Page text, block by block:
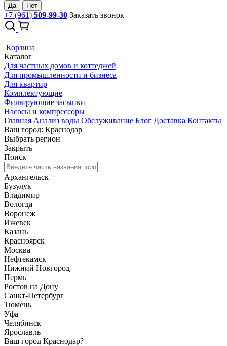
Да Нет
+7 (961) 509-99-30 Заказать звонок
Корзина
Каталог
Для частных домов и коттеджей
Для промышленности и бизнеса
Для квартир
Комплектующие
Фильтрующие засыпки
Насосы и компрессоры
Главная Анализ воды Обслуживание Блог Доставка Контакты
Ваш город: Краснодар
Выбрать регион
Закрыть
Поиск
Архангельск
Бузулук
Владимир
Вологда
Воронеж
Ижевск
Казань
Красноярск
Москва
Нефтекамск
Нижний Новгород
Пермь
Ростов на Дону
Санкт-Петербург
Тюмень
Уфа
Челябинск
Ярославль
Ваш город Краснодар?